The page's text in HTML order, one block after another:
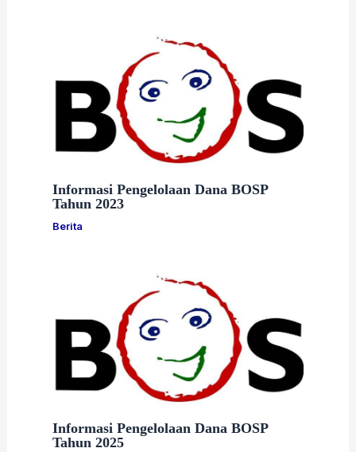
Informasi Pengelolaan Dana BOSP
Tahun 2023
Berita
Informasi Pengelolaan Dana BOSP
Tahun 2025